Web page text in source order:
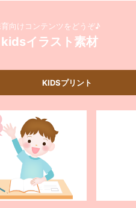
向けコンテンツをどうぞ♪
イラスト素材
KIDSプリント